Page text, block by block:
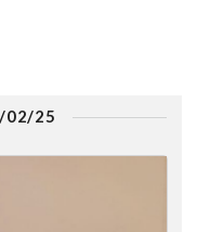
02/25